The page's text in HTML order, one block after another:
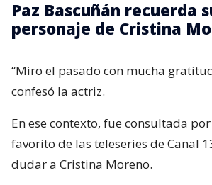
Paz Bascuñán recuerda
personaje de Cristina
“Miro el pasado con mucha
confesó la actriz.
En ese contexto, fue consultada
favorito de las teleseries de Canal
dudar a Cristina Moreno.